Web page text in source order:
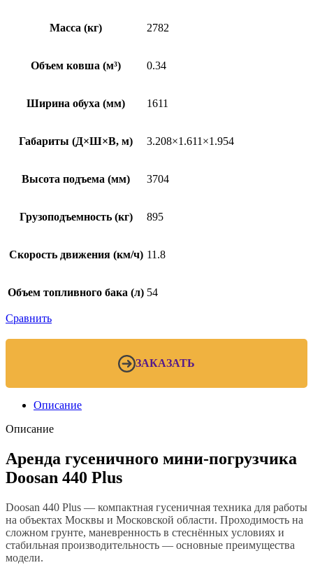
Масса (кг) 2782
Объем ковша (м³) 0.34
Ширина обуха (мм) 1611
Габариты (Д×Ш×В, м) 3.208×1.611×1.954
Высота подъема (мм) 3704
Грузоподъемность (кг) 895
Скорость движения (км/ч) 11.8
Объем топливного бака (л) 54
Сравнить
ЗАКАЗАТЬ
Описание
Описание
Аренда гусеничного мини-погрузчика
Doosan 440 Plus
Doosan 440 Plus — компактная гусеничная техника для работы
на объектах Москвы и Московской области. Проходимость на
сложном грунте, маневренность в стеснённых условиях и
стабильная производительность — основные преимущества
модели.